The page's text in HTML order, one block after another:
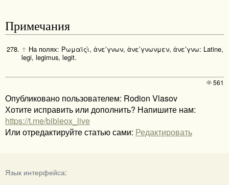
Примечания
↑ На полях: Ρωμαϊςὶ, ἀνε’γνων, ἀνε’γνωνμεν, ἀνε’γνω: Latine,
legi, legimus, legit.
561
Опубликовано пользователем: Rodion Vlasov
Хотите исправить или дополнить? Напишите нам:
https://t.me/bibleox_live
Или отредактируйте статью сами: Редактировать
Язык интерфейса: